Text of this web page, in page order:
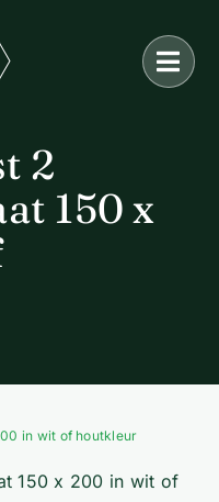
2
150 x
in wit of houtkleur